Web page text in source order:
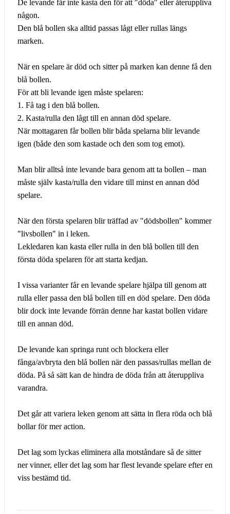
De levande får inte kasta den för att "döda" eller återuppliva
någon.
Den blå bollen ska alltid passas lågt eller rullas längs
marken.
När en spelare är död och sitter på marken kan denne få den
blå bollen.
För att bli levande igen måste spelaren:
1. Få tag i den blå bollen.
2. Kasta/rulla den lågt till en annan död spelare.
När mottagaren får bollen blir båda spelarna blir levande
igen (både den som kastade och den som tog emot).
Man blir alltså inte levande bara genom att ta bollen – man
måste själv kasta/rulla den vidare till minst en annan död
spelare.
När den första spelaren blir träffad av "dödsbollen" kommer
"livsbollen" in i leken.
Lekledaren kan kasta eller rulla in den blå bollen till den
första döda spelaren för att starta kedjan.
I vissa varianter får en levande spelare hjälpa till genom att
rulla eller passa den blå bollen till en död spelare. Den döda
blir dock inte levande förrän denne har kastat bollen vidare
till en annan död.
De levande kan springa runt och blockera eller
fånga/avbryta den blå bollen när den passas/rullas mellan de
döda. På så sätt kan de hindra de döda från att återuppliva
varandra.
Det går att variera leken genom att sätta in flera röda och blå
bollar för mer action.
Det lag som lyckas eliminera alla motståndare så de sitter
ner vinner, eller det lag som har flest levande spelare efter en
viss bestämd tid.